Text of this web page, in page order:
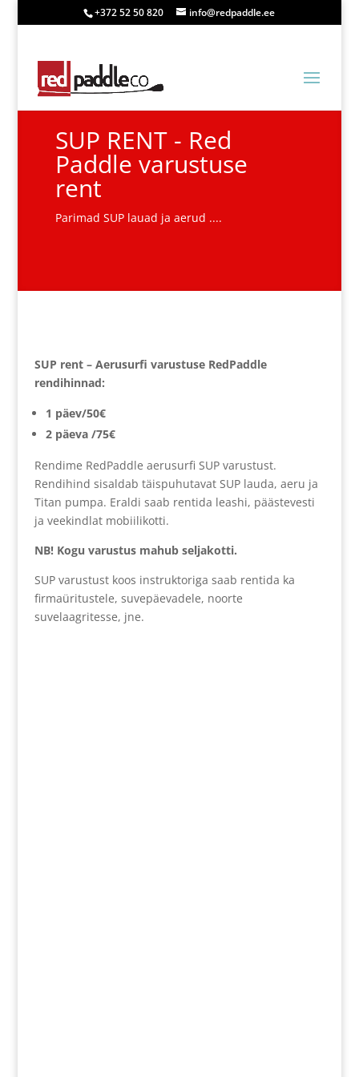
+372 52 50 820 info@redpaddle.ee
SUP RENT - Red
Paddle varustuse
rent
Parimad SUP lauad ja aerud ....
SUP rent – Aerusurfi varustuse RedPaddle
rendihinnad:
1 päev/50€
2 päeva /75€
Rendime RedPaddle aerusurfi SUP varustust.
Rendihind sisaldab täispuhutavat SUP lauda, aeru ja
Titan pumpa. Eraldi saab rentida leashi, päästevesti
ja veekindlat mobiilikotti.
NB! Kogu varustus mahub seljakotti.
SUP varustust koos instruktoriga saab rentida ka
firmaüritustele, suvepäevadele, noorte
suvelaagritesse, jne.